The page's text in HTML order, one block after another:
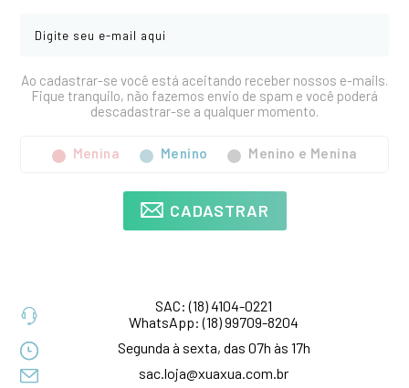
Ao cadastrar-se você está aceitando receber nossos e-mails.
Fique tranquilo, não fazemos envio de spam e você poderá
descadastrar-se a qualquer momento.
Menina Menino Menino e Menina
CADASTRAR
SAC:(18) 4104-0221
WhatsApp:(18) 99709-8204
Segunda à sexta, das 07h às 17h
sac.loja@xuaxua.com.br